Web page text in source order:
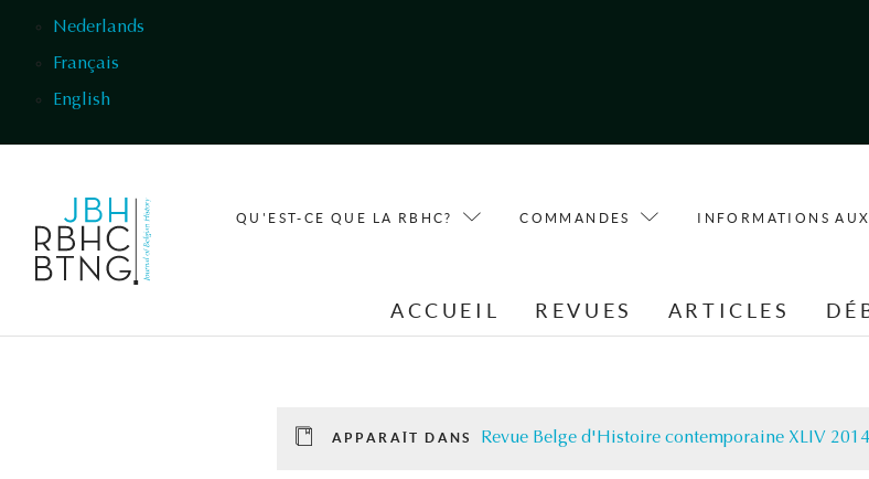
Nederlands
Français
English
QU'EST-CE QUE LA RBHC? COMMANDES INFORMATIONS
ACCUEIL REVUES ARTICLES
APPARAÎT DANS Revue Belge d'Histoire contemporaine XLIV